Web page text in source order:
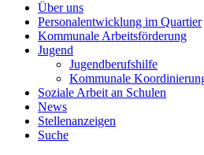
Über uns
Personalentwicklung im Quartier
Kommunale Arbeitsförderung
Jugend
Jugendberufshilfe
Kommunale
Soziale Arbeit an Schulen
News
Stellenanzeigen
Suche